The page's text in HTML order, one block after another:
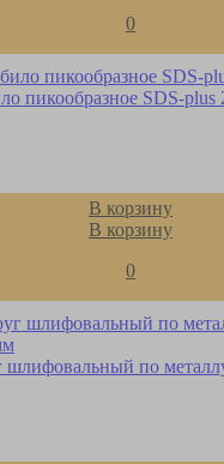
0
пикообразное SDS-plus
В корзину
В корзину
0
по